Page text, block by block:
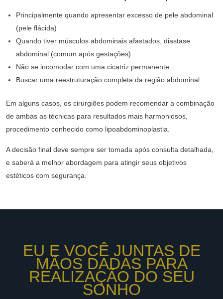
Principalmente quando apresentar excesso de pele abdominal
(pele flácida)
Quando tiver músculos abdominais afastados, diastase
abdominal (comum após gestações)
Não se incomodar com uma cicatriz permanente
Buscar uma reestruturação completa da região abdominal
Em alguns casos, os cirurgiões podem recomendar a combinação
de ambas as técnicas para resultados mais harmoniosos,
procedimento conhecido como lipoabdominoplastia.
A decisão final deve sempre ser tomada após consulta detalhada,
e saberá a melhor abordagem para atingir seus objetivos
estéticos com segurança.
EU E VOCÊ JUNTAS DE
MÃOS DADAS PARA
REALIZAÇÃO DO SEU
SONHO